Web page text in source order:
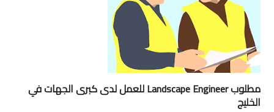
مطلوب Landscape Engineer للعمل لدى كبرى الجهات في
الخليج